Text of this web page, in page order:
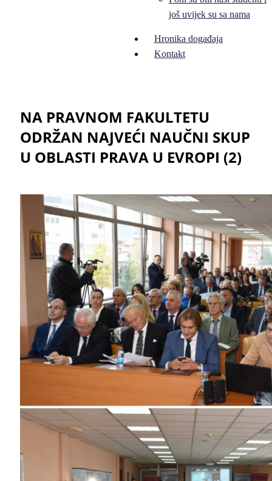
još uvijek su sa nama
Hronika događaja
Kontakt
NA PRAVNOM FAKULTETU
ODRŽAN NAJVEĆI NAUČNI SKUP
U OBLASTI PRAVA U EVROPI (2)